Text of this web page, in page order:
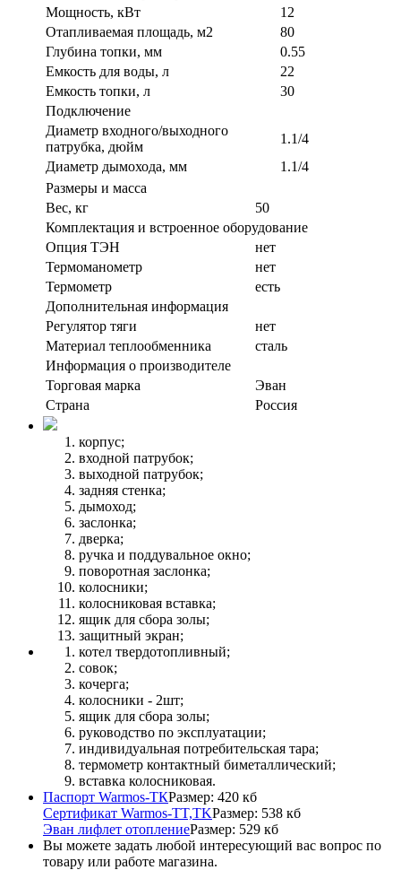
Мощность, кВт
12
Отапливаемая площадь, м2
80
Глубина топки, мм
0.55
Емкость для воды, л
22
Емкость топки, л
30
Подключение
Диаметр входного/выходного
патрубка, дюйм
1.1/4
Диаметр дымохода, мм
1.1/4
Размеры и масса
Вес, кг
50
Комплектация и встроенное оборудование
Опция ТЭН
нет
Термоманометр
нет
Термометр
есть
Дополнительная информация
Регулятор тяги
нет
Материал теплообменника
сталь
Информация о производителе
Торговая марка
Эван
Страна
Россия
корпус;
входной патрубок;
выходной патрубок;
задняя стенка;
дымоход;
заслонка;
дверка;
ручка и поддувальное окно;
поворотная заслонка;
колосники;
колосниковая вставка;
ящик для сбора золы;
защитный экран;
котел твердотопливный;
совок;
кочерга;
колосники - 2шт;
ящик для сбора золы;
руководство по эксплуатации;
индивидуальная потребительская тара;
термометр контактный биметаллический;
вставка колосниковая.
Паспорт Warmos-TКРазмер: 420 кб
Сертификат Warmos-TT,TKРазмер: 538 кб
Эван лифлет отоплениеРазмер: 529 кб
Вы можете задать любой интересующий вас вопрос по
товару или работе магазина.